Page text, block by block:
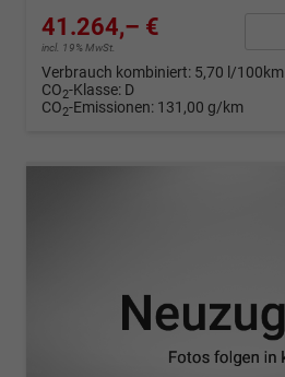
41.264,– €
incl. 19% MwSt.
Verbrauch kombiniert: 5,70 l/100km
CO2-Klasse: D
CO2-Emissionen: 131,00 g/km